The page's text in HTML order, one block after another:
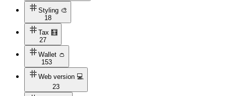
Styling 🎨
18
Tax 🧮
27
Wallet 👛
153
Web version 💻
23